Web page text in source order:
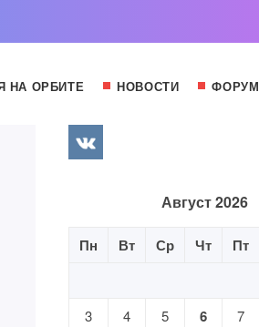
НА ОРБИТЕ НОВОСТИ ФОРУМ
Август 2026
Пн Вт Ср Чт Пт
3
4 5 6 7